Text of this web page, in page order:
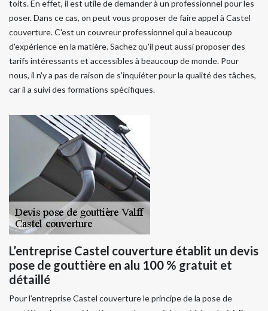
toits. En effet, il est utile de demander à un professionnel pour les
poser. Dans ce cas, on peut vous proposer de faire appel à Castel
couverture. C'est un couvreur professionnel qui a beaucoup
d'expérience en la matière. Sachez qu'il peut aussi proposer des
tarifs intéressants et accessibles à beaucoup de monde. Pour
nous, il n'y a pas de raison de s'inquiéter pour la qualité des tâches,
car il a suivi des formations spécifiques.
L’entreprise Castel couverture établit un devis
pose de gouttière en alu 100 % gratuit et
détaillé
Pour l’entreprise Castel couverture le principe de la pose de